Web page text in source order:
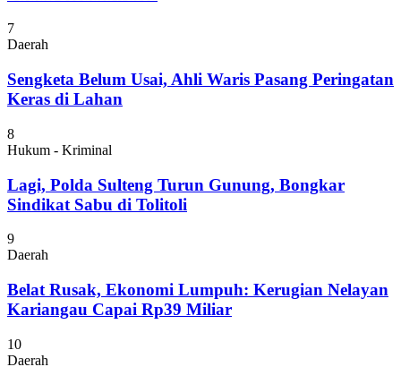
7
Daerah
Sengketa Belum Usai, Ahli Waris Pasang Peringatan
Keras di Lahan
8
Hukum - Kriminal
Lagi, Polda Sulteng Turun Gunung, Bongkar
Sindikat Sabu di Tolitoli
9
Daerah
Belat Rusak, Ekonomi Lumpuh: Kerugian Nelayan
Kariangau Capai Rp39 Miliar
10
Daerah